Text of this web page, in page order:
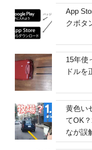
App
クボタ
15年使
ドルを
黄色い
てOK
なが誤